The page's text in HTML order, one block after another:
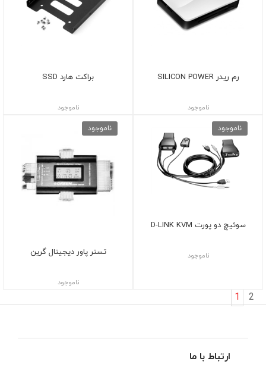
رم ریدر SILICON POWER
ناموجود
براکت هارد SSD
ناموجود
ناموجود
سوئیچ دو پورت D-LINK KVM
ناموجود
ناموجود
تستر پاور دیجیتال گرین
ناموجود
1 2
ارتباط با ما